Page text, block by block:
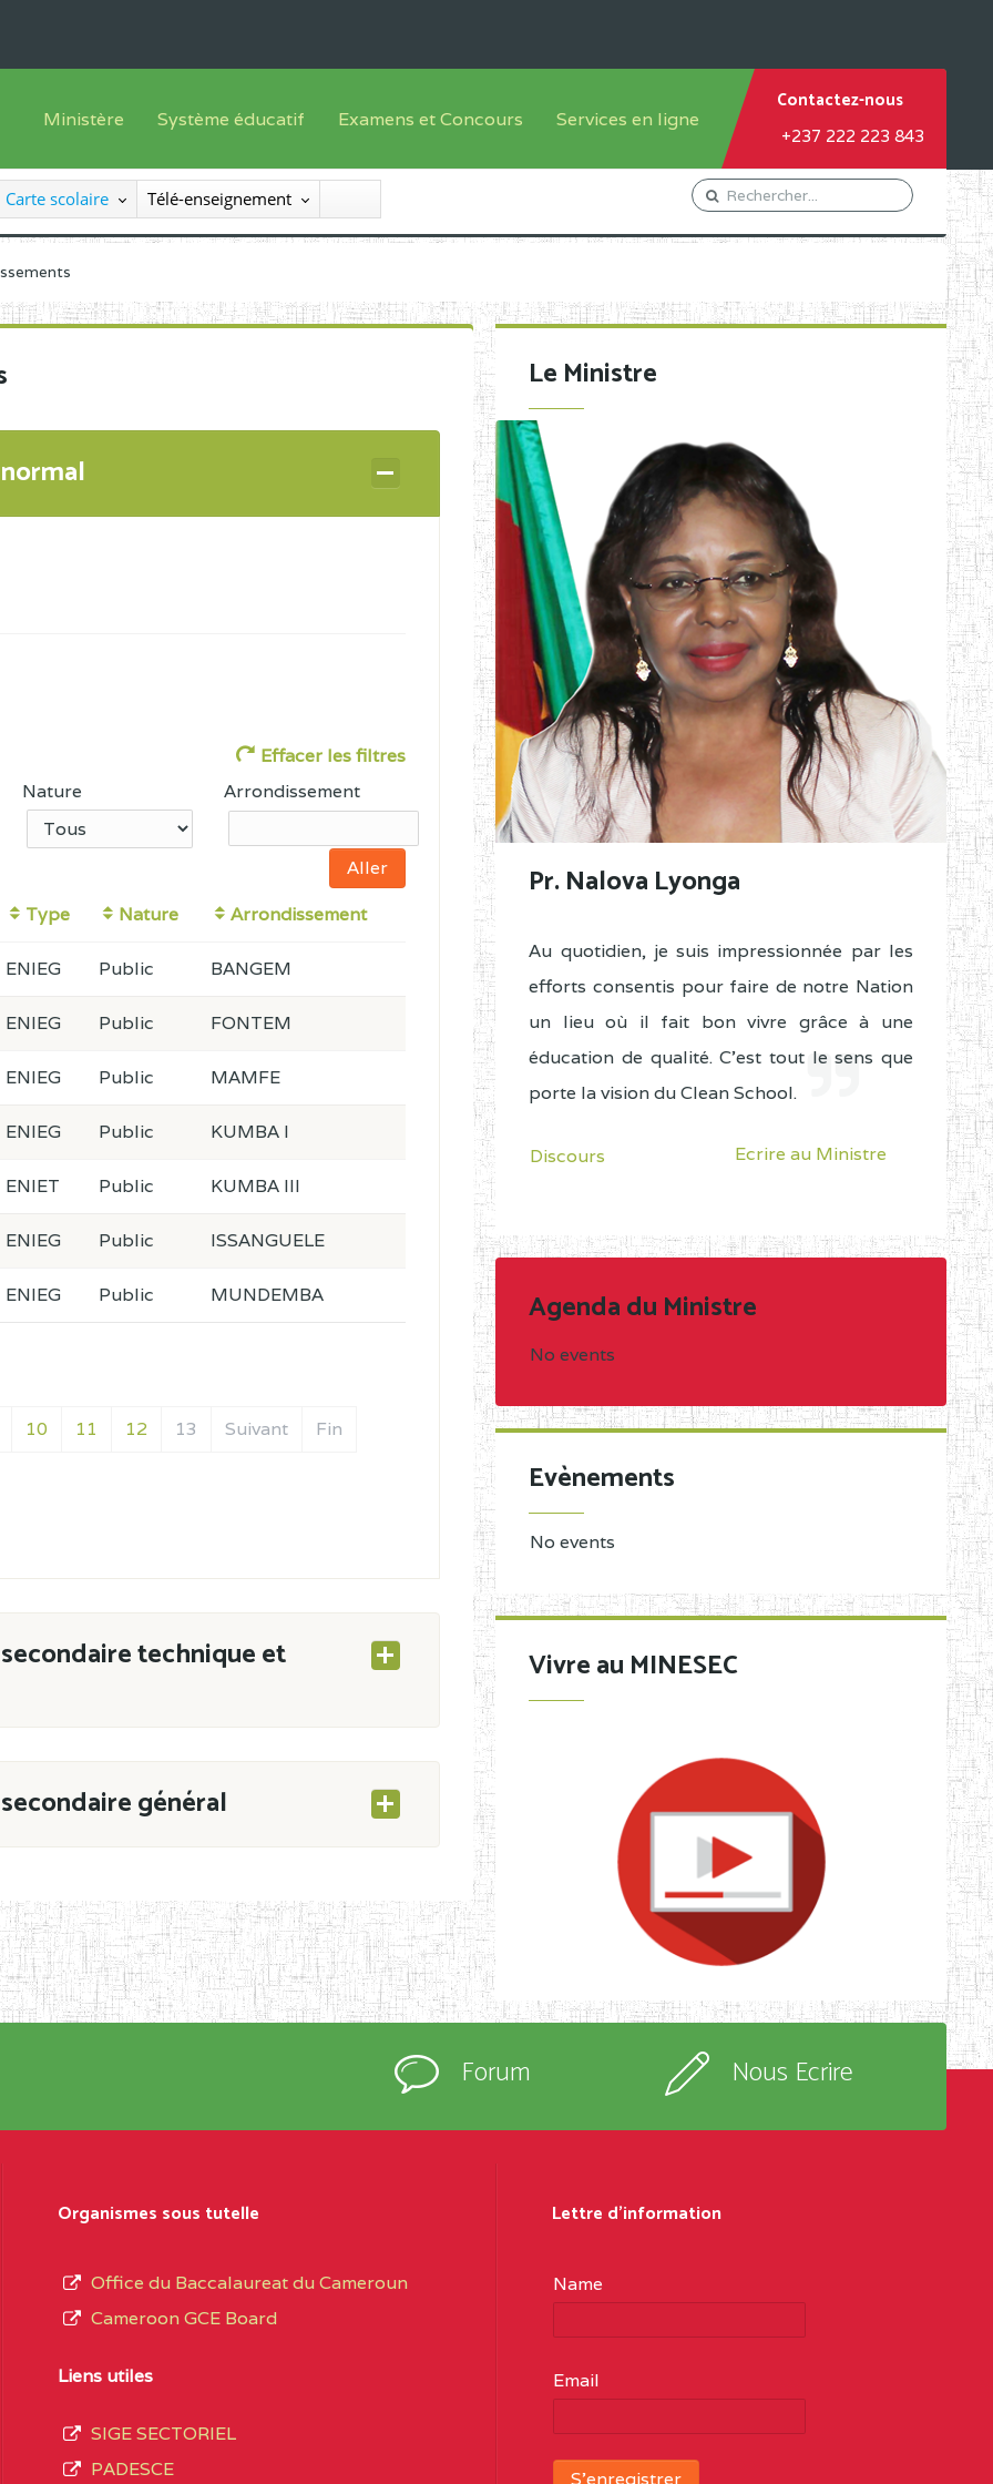
Ministère
Le Ministre
Le SEESEN
Inspection Générale des Enseignements
Organigramme
Système éducatif
Offre de formation
Sous système francophone
Progammes d'études
Examens et Concours
Inscriptions
Liste des candidats
Diplômes disponibles
Services en ligne
Orientation Conseil
Gestion du Personnel
Demande de subvention
Contactez-nous
+237 222 223 843
Carte scolaire Télé-enseignement
Effacer les filtres
Nature Arrondissement
Type Nature Arrondissement
10 11 12 13 Suivant Fin
ENIEG Public BANGEM
ENIEG Public FONTEM
ENIEG Public MAMFE
ENIEG Public KUMBA I
ENIET Public KUMBA III
ENIEG Public ISSANGUELE
ENIEG Public MUNDEMBA
technique et
général
CAB du 21 mars 2011 portant ouverture
Secondaire et Normal (RNE),
immatriculés et inscrits au
à la connaissance du grand public.
et Arrondissement ; suivent les
et d’ouverture, le nom du fondateur
sous-système, le type d’enseignement
Généralau terme des opérations
Le Ministre
Pr. Nalova Lyonga
Au quotidien, je suis impressionnée par les
efforts consentis pour faire de notre Nation
un lieu où il fait bon vivre grâce à une
éducation de qualité. C'est tout le sens que
porte la vision du Clean School.
Discours Ecrire au Ministre
Agenda du Ministre
No events
Evènements
No events
Vivre au MINESEC
Forum Nous Ecrire
Organismes sous tutelle
Office du Baccalaureat du Cameroun
Cameroon GCE Board
Liens utiles
SIGE SECTORIEL
PADESCE
Lettre d'information
Name
Email